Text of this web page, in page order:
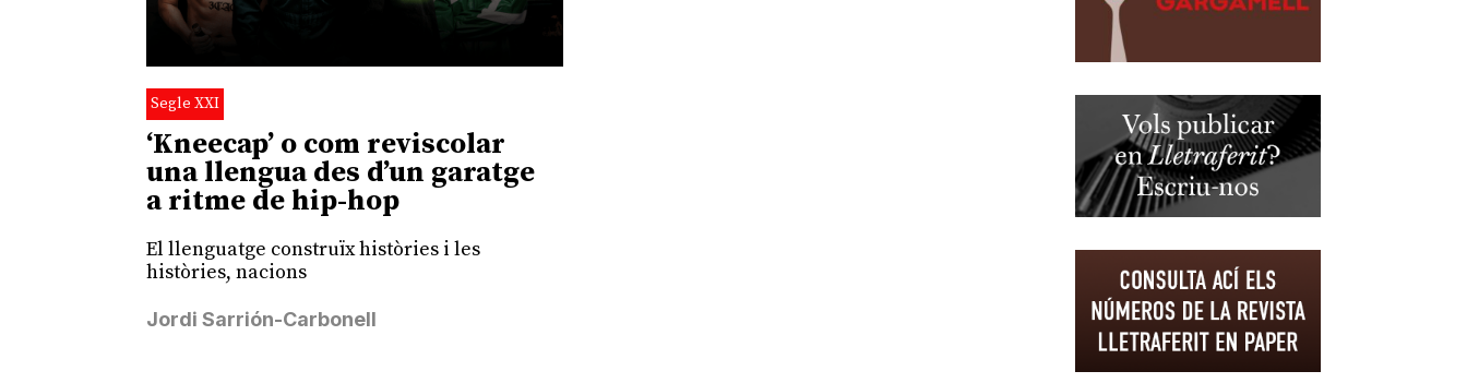
Segle XXI
‘Kneecap’ o com reviscolar
una llengua des d’un garatge
a ritme de hip-hop
El llenguatge construïx històries i les
històries, nacions
Jordi Sarrión-Carbonell